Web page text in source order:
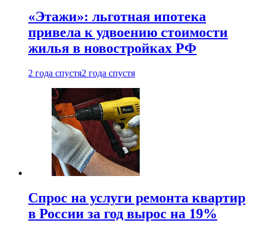
«Этажи»: льготная ипотека
привела к удвоению стоимости
жилья в новостройках РФ
2 года спустя2 года спустя
Спрос на услуги ремонта квартир
в России за год вырос на 19%